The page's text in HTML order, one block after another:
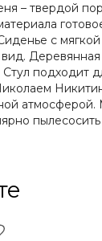
– твердой
с
Деревянная
подходит
атмосферой.